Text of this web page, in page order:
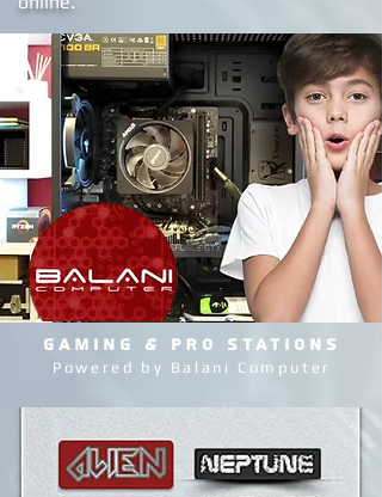
GAMING & PRO STATIONS
Powered by Balani Computer
para toda España en nuestra tienda
online.